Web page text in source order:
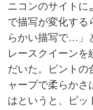
ニコンのサイトに
で描写が変化する
らかい描写で…」
レースクイーンを
だいた。ピントの
ャープで柔らか
はというと、ピッ